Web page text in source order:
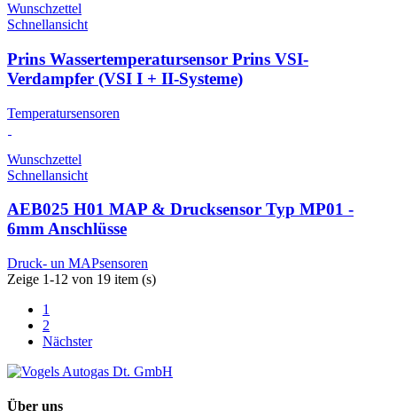
Wunschzettel
Schnellansicht
Prins Wassertemperatursensor Prins VSI-
Verdampfer (VSI I + II-Systeme)
Temperatursensoren
Wunschzettel
Schnellansicht
AEB025 H01 MAP & Drucksensor Typ MP01 -
6mm Anschlüsse
Druck- un MAPsensoren
Zeige 1-12 von 19 item (s)
1
2
Nächster
Über uns